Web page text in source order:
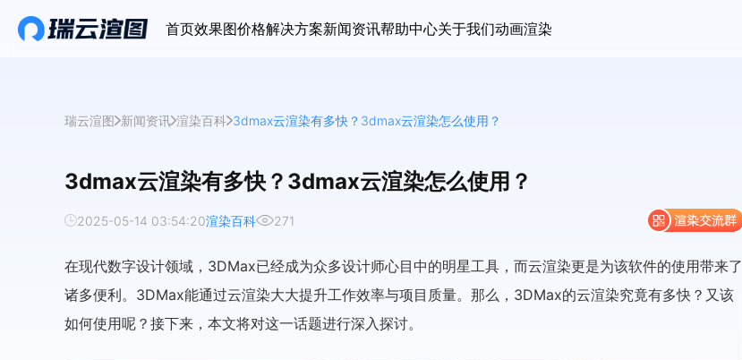
首页效果图价格解决方案新闻资讯帮助中心关于我们动画渲染
瑞云渲图 新闻资讯 渲染百科 3dmax云渲染有多快？3dmax云渲染怎么使用？
3dmax云渲染有多快？3dmax云渲染怎么使用？
2025-05-14 03:54:20渲染百科 271
在现代数字设计领域，3DMax已经成为众多设计师心目中的明星工具，而云渲染更是为该软件的使用带来了
诸多便利。3DMax能通过云渲染大大提升工作效率与项目质量。那么，3DMax的云渲染究竟有多快？又该
如何使用呢？接下来，本文将对这一话题进行深入探讨。